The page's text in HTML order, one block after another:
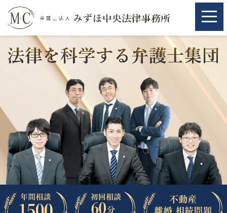
ホーム
相続・遺言
離婚（夫婦間トラブル）
企業法務
労働問題（解雇，残業等）
刑事弁護
ホーム
相続・遺言
離婚（夫婦間トラブル）
企業法務
労働問題（解雇，残業等）
刑事弁護